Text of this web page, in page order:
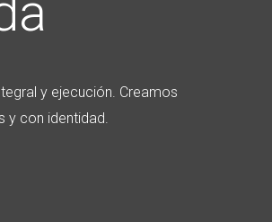
y ejecución. Creamos
y con identidad.